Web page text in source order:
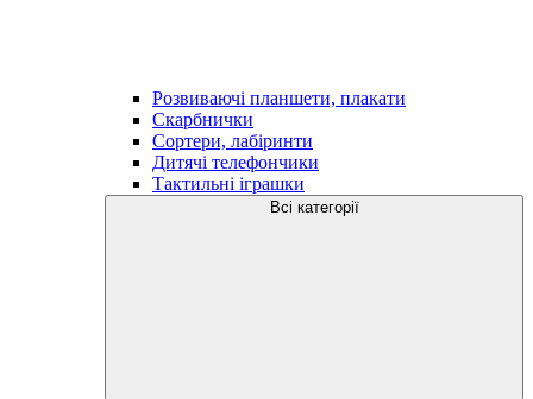
Розвиваючі планшети, плакати
Скарбнички
Сортери, лабіринти
Дитячі телефончики
Тактильні іграшки
Всі категорії